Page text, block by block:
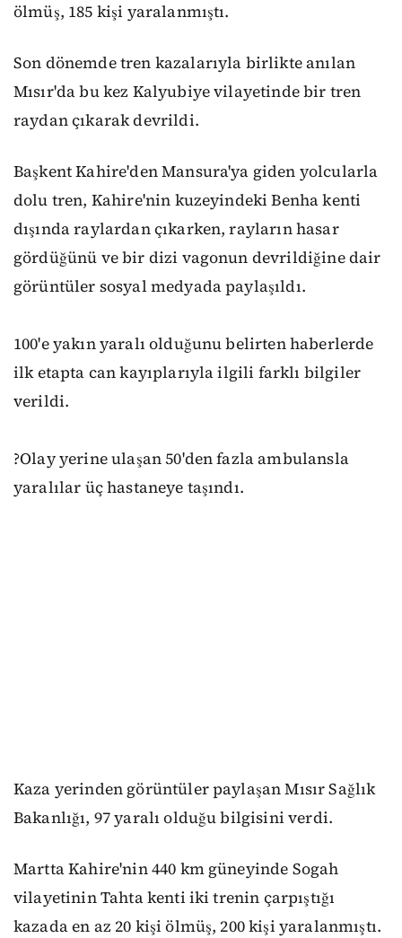
ölmüş, 185 kişi yaralanmıştı.
Son dönemde tren kazalarıyla birlikte anılan
Mısır'da bu kez Kalyubiye vilayetinde bir tren
raydan çıkarak devrildi.
Başkent Kahire'den Mansura'ya giden yolcularla
dolu tren, Kahire'nin kuzeyindeki Benha kenti
dışında raylardan çıkarken, rayların hasar
gördüğünü ve bir dizi vagonun devrildiğine dair
görüntüler sosyal medyada paylaşıldı.
100'e yakın yaralı olduğunu belirten haberlerde
ilk etapta can kayıplarıyla ilgili farklı bilgiler
verildi.
?Olay yerine ulaşan 50'den fazla ambulansla
yaralılar üç hastaneye taşındı.
Kaza yerinden görüntüler paylaşan Mısır Sağlık
Bakanlığı, 97 yaralı olduğu bilgisini verdi.
Martta Kahire'nin 440 km güneyinde Sogah
vilayetinin Tahta kenti iki trenin çarpıştığı
kazada en az 20 kişi ölmüş, 200 kişi yaralanmıştı.